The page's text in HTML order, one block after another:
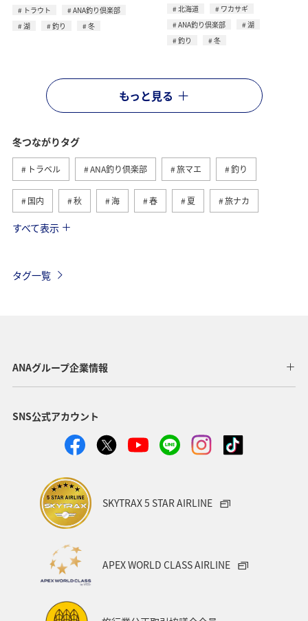
トラウト
ANA釣り倶楽部
湖
釣り 冬
北海道
ワカサギ
ANA釣り倶楽部
湖
釣り
冬
もっと見る
冬つながりタグ
トラベル ANA釣り倶楽部 旅マエ 釣り
国内 秋 海 春 夏 旅ナカ
北海道
クロダイ 長野県 愛知県 お祭り・イベント
ライフ ANAのふるさと納税
メキシコ オーストラリア 東海地方
福岡県 兵庫県
高知県 イシダイ
ロウニンアジ（GT）
スキー・スノボ
福井県 日常
すべて表示
タグ一覧
ANAグループ企業情報
SNS公式アカウント
SKYTRAX 5 STAR AIRLINE
APEX WORLD CLASS AIRLINE